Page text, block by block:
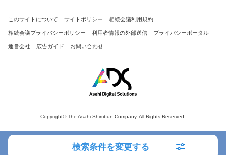
検索条件を変更する
このサイトについて サイトポリシー 相続会議利用規約
相続会議プライバシーポリシー 利用者情報の外部送信 プライバシーポータル
運営会社 広告ガイド お問い合わせ
Copyright© The Asahi Shimbun Company. All Rights Reserved.